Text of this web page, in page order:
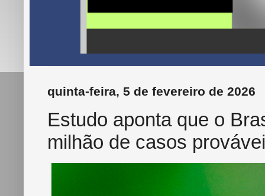
quinta-feira, 5 de fevereiro de 2026
Estudo aponta que o
milhão de casos